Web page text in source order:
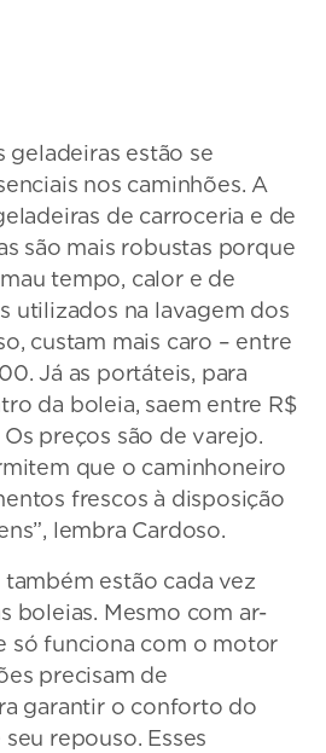
geladeiras estão se
nos caminhões. A
de carroceria e de
são mais robustas porque
tempo, calor e de
utilizados na lavagem dos
custam mais caro – entre
Já as portáteis, para
da boleia, saem entre R$
preços são de varejo.
que o caminhoneiro
frescos à disposição
lembra Cardoso.
estão cada vez
boleias. Mesmo com ar-
só funciona com o motor
precisam de
garantir o conforto do
repouso. Esses